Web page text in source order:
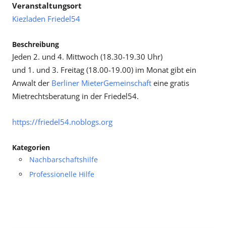
Veranstaltungsort
Kiezladen Friedel54
Beschreibung
Jeden 2. und 4. Mittwoch (18.30-19.30 Uhr)
und 1. und 3. Freitag (18.00-19.00) im Monat gibt ein
Anwalt der Berliner MieterGemeinschafteine gratis
Mietrechtsberatung in der Friedel54.
https://friedel54.noblogs.org
Kategorien
Nachbarschaftshilfe
Professionelle Hilfe